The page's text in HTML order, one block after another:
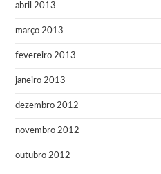
abril 2013
março 2013
fevereiro 2013
janeiro 2013
dezembro 2012
novembro 2012
outubro 2012